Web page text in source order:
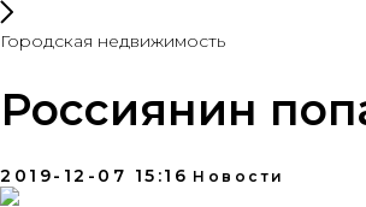
Городская недвижимость
Россиянин
2019-12-07 15:16 Новости